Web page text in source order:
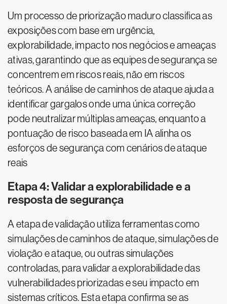
Um processo de priorização maduro classifica as
exposições com base em urgência,
explorabilidade, impacto nos negócios e ameaças
ativas, garantindo que as equipes de segurança se
concentrem em riscos reais, não em riscos
teóricos. A análise de caminhos de ataque ajuda a
identificar gargalos onde uma única correção
pode neutralizar múltiplas ameaças, enquanto a
pontuação de risco baseada em IA alinha os
esforços de segurança com cenários de ataque
reais
Etapa 4: Validar a explorabilidade e a
resposta de segurança
A etapa de validação utiliza ferramentas como
simulações de caminhos de ataque, simulações de
violação e ataque, ou outras simulações
controladas, para validar a explorabilidade das
vulnerabilidades priorizadas e seu impacto em
sistemas críticos. Esta etapa confirma se as